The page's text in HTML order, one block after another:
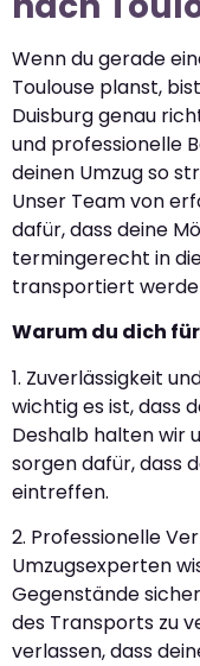
Wenn du gerade
Toulouse planst,
Duisburg genau
und professionelle
deinen Umzug so
Unser Team von
dafür, dass deine
termingerecht in
transportiert
Warum du dich
1. Zuverlässigkeit
wichtig es ist, dass
Deshalb halten wir
sorgen dafür, dass
eintreffen.
2. Professionelle
Umzugsexperten
Gegenstände
des Transports zu
verlassen, dass